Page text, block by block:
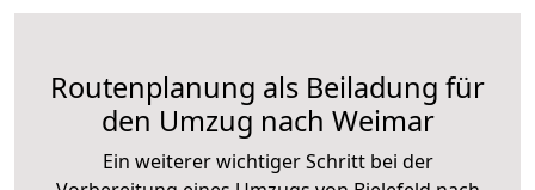
Routenplanung als Beiladung für
den Umzug nach Weimar
Ein weiterer wichtiger Schritt bei der